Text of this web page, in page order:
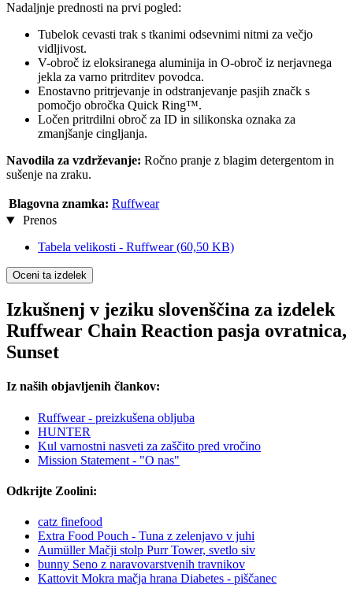
Nadaljnje prednosti na prvi pogled:
Tubelok cevasti trak s tkanimi odsevnimi nitmi za večjo
vidljivost.
V-obroč iz eloksiranega aluminija in O-obroč iz nerjavnega
jekla za varno pritrditev povodca.
Enostavno pritrjevanje in odstranjevanje pasjih značk s
pomočjo obročka Quick Ring™.
Ločen pritrdilni obroč za ID in silikonska oznaka za
zmanjšanje cingljanja.
Navodila za vzdrževanje: Ročno pranje z blagim detergentom in
sušenje na zraku.
Blagovna znamka: Ruffwear
Prenos
Tabela velikosti - Ruffwear(60,50 KB)
Oceni ta izdelek
Izkušnenj v jeziku slovenščina za izdelek
Ruffwear Chain Reaction pasja ovratnica,
Sunset
Iz naših objavljenih člankov:
Ruffwear - preizkušena obljuba
HUNTER
Kul varnostni nasveti za zaščito pred vročino
Mission Statement - "O nas"
Odkrijte Zoolini:
catz finefood
Extra Food Pouch - Tuna z zelenjavo v juhi
Aumüller Mačji stolp Purr Tower, svetlo siv
bunny Seno z naravovarstvenih travnikov
Kattovit Mokra mačja hrana Diabetes - piščanec